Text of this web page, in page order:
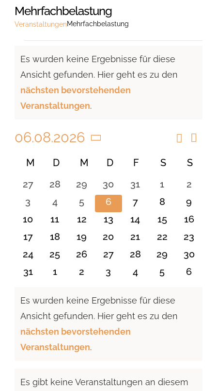
Mehrfachbelastung
VeranstaltungenMehrfachbelastung
Hinweis
Es wurden keine Ergebnisse für diese
Ansicht gefunden. Hier geht es zu den
nächsten bevorstehenden
Veranstaltungen.
Suche
Suche
Monat
06.08.2026
Datum
wählen.
Kalender
von
Veranstaltungen
M MONTAG
D DIENSTAG
M MITTWOCH
D DONNERSTAG
F FREITAG
SSAMSTAG
S
0
Veranstaltungen
27
0
Veranstaltungen
28
0
Veranstaltungen
29
0
Veranstaltungen
30
0
Veranstaltungen
31
0
1
0
2
0
Veranstaltungen
3
0
Veranstaltungen
4
0
Veranstaltungen
5
0
Veranstaltungen
6
0
Veranstaltungen
7
0
8
0
9
0
Veranstaltungen
10
0
Veranstaltungen
11
0
Veranstaltungen
12
0
Veranstaltungen
13
0
Veranstaltungen
14
0
15
0
16
0
Veranstaltungen
17
0
Veranstaltungen
18
0
Veranstaltungen
19
0
Veranstaltungen
20
0
Veranstaltungen
21
0
22
0
23
0
Veranstaltungen
24
0
Veranstaltungen
25
0
Veranstaltungen
26
0
Veranstaltungen
27
0
Veranstaltungen
28
0
29
0
30
0
31
0
1
0
2
0
3
0
4
0
5
0
6
Hinweis
Es wurden keine Ergebnisse für diese
Ansicht gefunden. Hier geht es zu den
nächsten bevorstehenden
Veranstaltungen.
Es gibt keine Veranstaltungen an diesem